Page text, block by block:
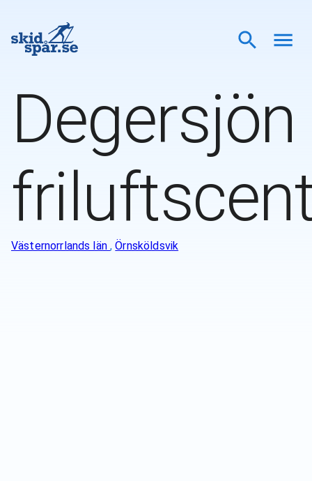
Degersjön
Västernorrlands län,Örnsköldsvik